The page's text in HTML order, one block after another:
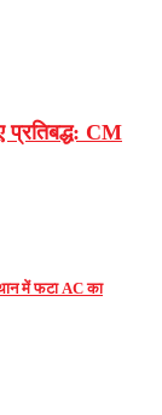
प्रतिबद्ध: CM
में फटा AC का